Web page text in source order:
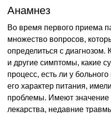
Анамнез
Во время первого приема
множество вопросов,
определиться с диагнозом.
и другие симптомы, какие
процесс, есть ли у
его характер питания,
проблемы. Имеют
лекарства, недавние